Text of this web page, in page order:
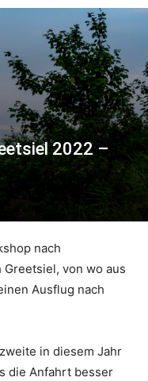
2022 –
nach
von wo aus
Ausflug nach
in diesem Jahr
die Anfahrt besser